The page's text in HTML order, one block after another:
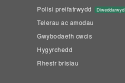
Polisi preifatrwydd
Diweddarwyd
Telerau ac amodau
Gwybodaeth cwcis
Hygyrchedd
Rhestr brisiau